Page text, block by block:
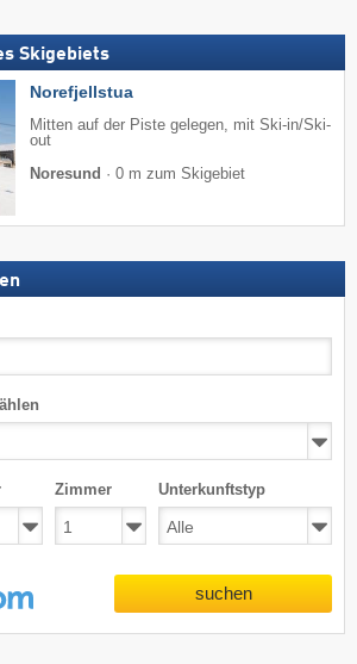
Skigebiets
Norefjellstua
Mitten auf der Piste gelegen, mit Ski-in/Ski-
out
Noresund · 0 m zum Skigebiet
Zimmer Unterkunftstyp
suchen